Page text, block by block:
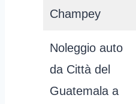
Champey
Noleggio auto
da Città del
Guatemala a